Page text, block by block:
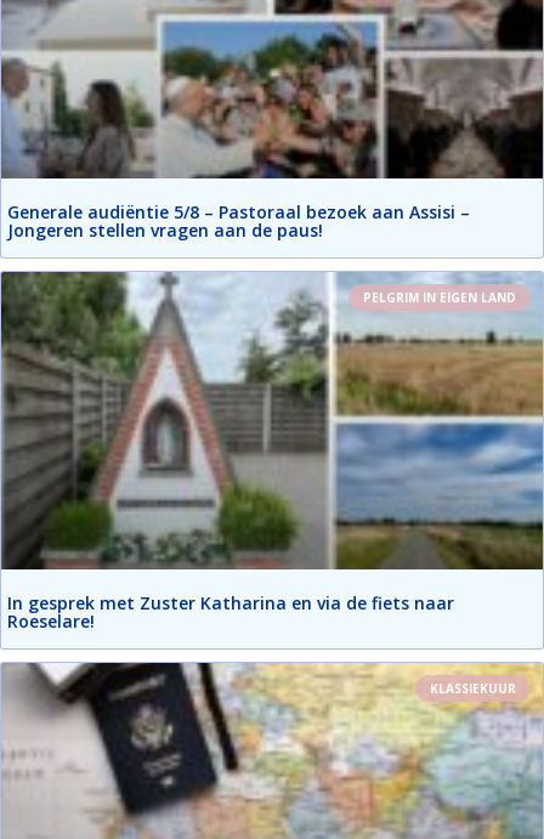
Generale audiëntie 5/8 – Pastoraal bezoek aan Assisi –
Jongeren stellen vragen aan de paus!
PELGRIM IN EIGEN LAND
In gesprek met Zuster Katharina en via de fiets naar
Roeselare!
KLASSIEKUUR